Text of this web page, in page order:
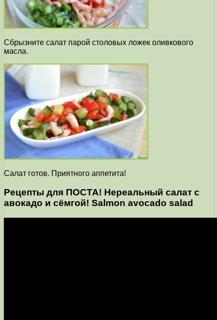
Сбрызните салат парой столовых ложек оливкового
масла.
Салат готов. Приятного аппетита!
Рецепты для ПОСТА! Нереальный салат с
авокадо и сёмгой! Salmon avocado salad